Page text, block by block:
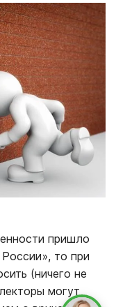
пришло
то при
(ничего не
могут